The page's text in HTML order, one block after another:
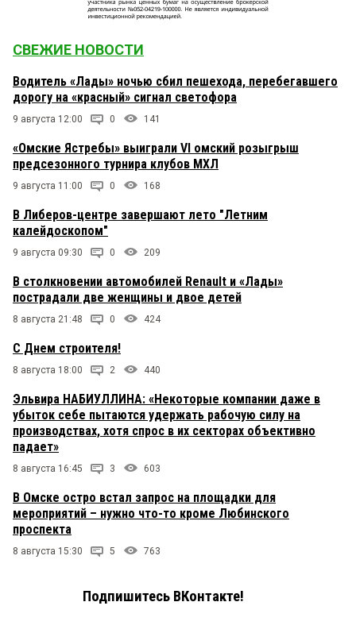
СВЕЖИЕ НОВОСТИ
Водитель «Лады» ночью сбил пешехода, перебегавшего
дорогу на «красный» сигнал светофора
9 августа 12:00 0 141
«Омские Ястребы» выиграли VI омский розыгрыш
предсезонного турнира клубов МХЛ
9 августа 11:00 0 168
В Либеров-центре завершают лето "Летним
калейдоскопом"
9 августа 09:30 0 209
В столкновении автомобилей Renault и «Лады»
пострадали две женщины и двое детей
8 августа 21:48 0 424
С Днем строителя!
8 августа 18:00 2 440
Эльвира НАБИУЛЛИНА: «Некоторые компании даже в
убыток себе пытаются удержать рабочую силу на
производствах, хотя спрос в их секторах объективно
падает»
8 августа 16:45 3 603
В Омске остро встал запрос на площадки для
мероприятий – нужно что-то кроме Любинского
проспекта
8 августа 15:30 5 763
Подпишитесь ВКонтакте!